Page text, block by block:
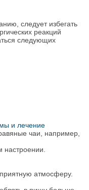
следует избегать
реакций
следующих
и лечение
чаи, например,
настроении.
атмосферу.